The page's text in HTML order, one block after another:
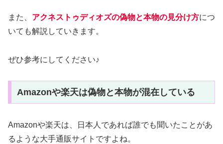
また、 アクネストゥディオズの偽物と本物の見分け方につ
いても解説していきます。
ぜひ参考にしてください♪
Amazonや楽天は偽物と本物が混在している
Amazonや楽天は、日本人であれば誰でも聞いたことがあ
るような大手通販サイトですよね。